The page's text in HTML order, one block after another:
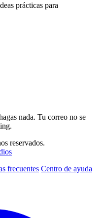
prácticas para
nada. Tu correo no se
reservados.
frecuentes Centro de ayuda